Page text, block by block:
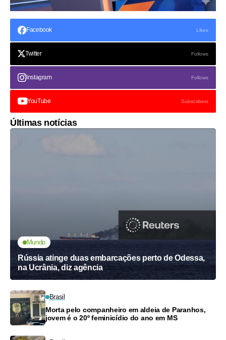
Facebook Likes
Twitter Follows
Instagram Follows
YouTube Subscribers
Últimas notícias
Mundo
Rússia atinge duas embarcações perto de Odessa,
na Ucrânia, diz agência
Brasil
Morta pelo companheiro em aldeia de Paranhos,
jovem é o 20º feminicídio do ano em MS